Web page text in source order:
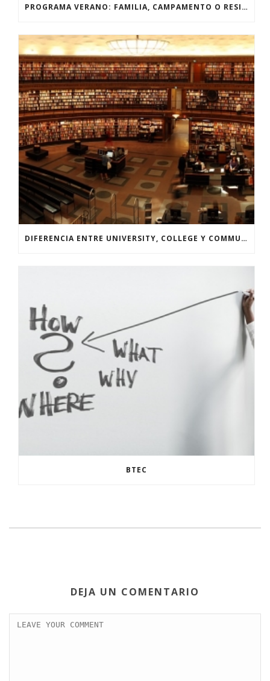
PROGRAMA VERANO: FAMILIA, CAMPAMENTO O RESIDENCIA
DIFERENCIA ENTRE UNIVERSITY, COLLEGE Y COMMUNITY COLLEGE
BTEC
DEJA UN COMENTARIO